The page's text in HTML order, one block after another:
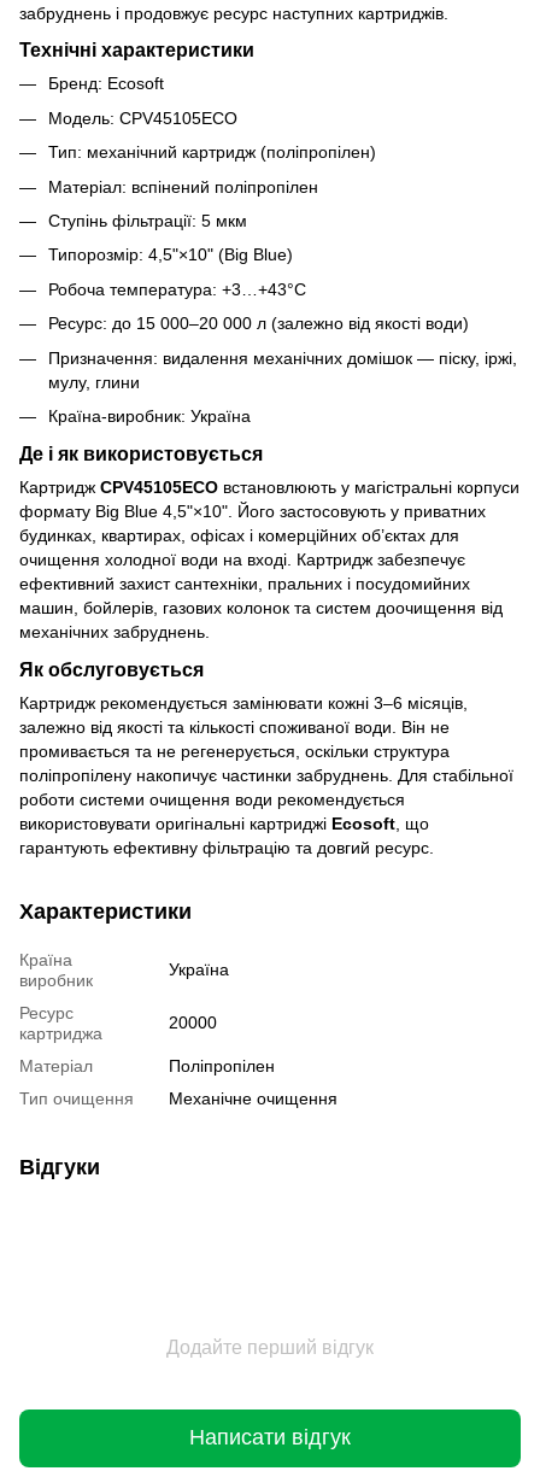
забруднень і продовжує ресурс наступних картриджів.
Технічні характеристики
Бренд: Ecosoft
Модель: CPV45105ECO
Тип: механічний картридж (поліпропілен)
Матеріал: вспінений поліпропілен
Ступінь фільтрації: 5 мкм
Типорозмір: 4,5"×10" (Big Blue)
Робоча температура: +3…+43°C
Ресурс: до 15 000–20 000 л (залежно від якості води)
Призначення: видалення механічних домішок — піску, іржі,
мулу, глини
Країна-виробник: Україна
Де і як використовується
Картридж CPV45105ECO встановлюють у магістральні корпуси
формату Big Blue 4,5"×10". Його застосовують у приватних
будинках, квартирах, офісах і комерційних об’єктах для
очищення холодної води на вході. Картридж забезпечує
ефективний захист сантехніки, пральних і посудомийних
машин, бойлерів, газових колонок та систем доочищення від
механічних забруднень.
Як обслуговується
Картридж рекомендується замінювати кожні 3–6 місяців,
залежно від якості та кількості споживаної води. Він не
промивається та не регенерується, оскільки структура
поліпропілену накопичує частинки забруднень. Для стабільної
роботи системи очищення води рекомендується
використовувати оригінальні картриджі Ecosoft , що
гарантують ефективну фільтрацію та довгий ресурс.
Характеристики
Країна
виробник
Україна
Ресурс
картриджа
20000
Матеріал
Поліпропілен
Тип очищення
Механічне очищення
Відгуки
Додайте перший відгук
Написати відгук